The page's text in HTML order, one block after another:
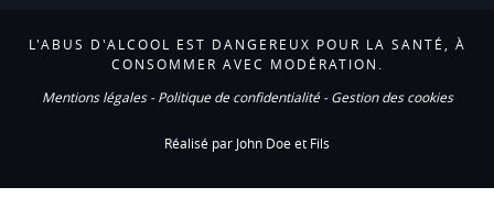
L'ABUS D'ALCOOL EST DANGEREUX POUR LA SANTÉ, À
CONSOMMER AVEC MODÉRATION.
Mentions légales-Politique de confidentialité-Gestion des cookies
Réalisé par John Doe et Fils